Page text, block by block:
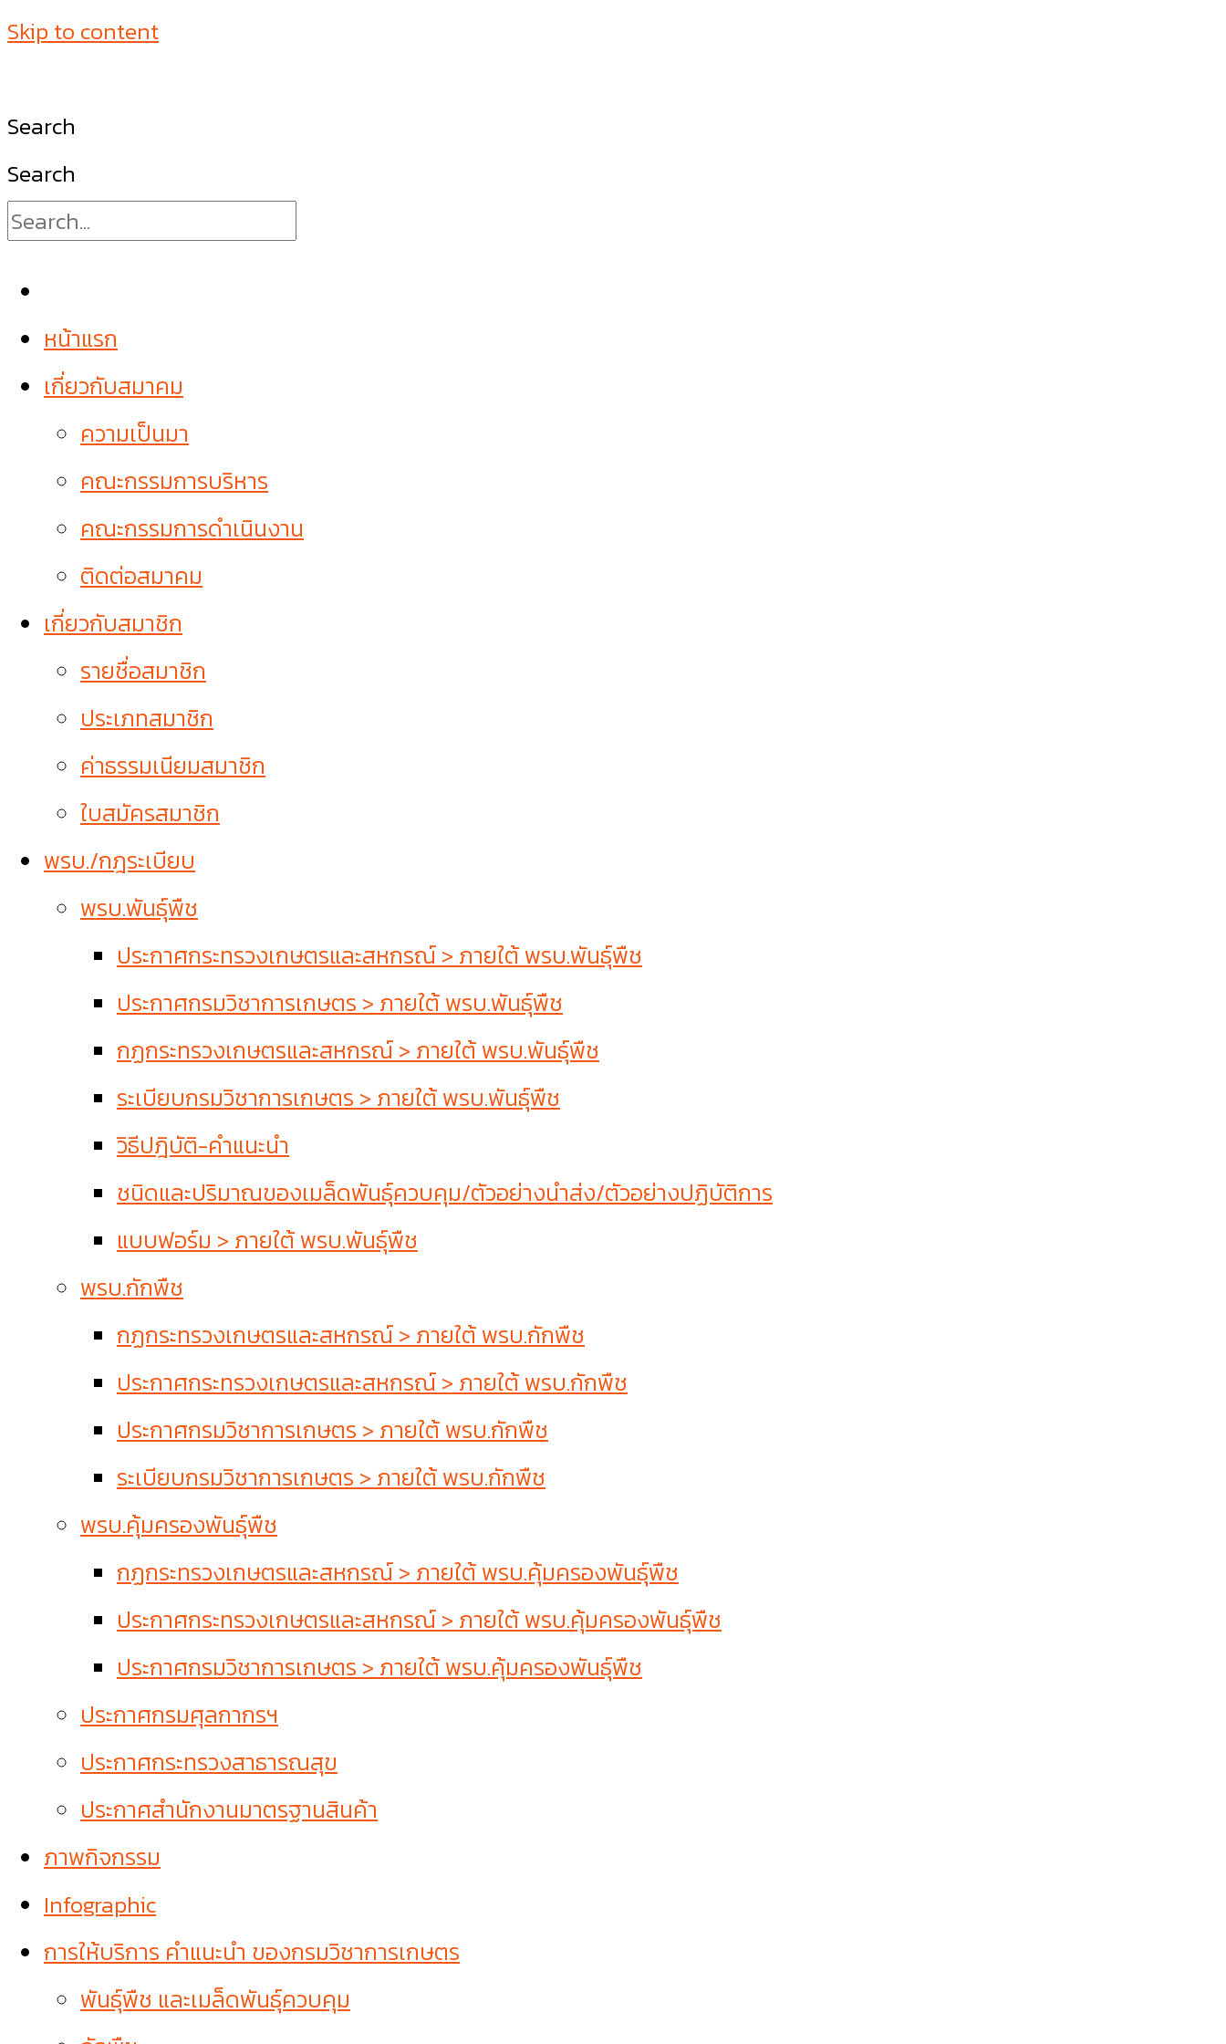
Skip to content
Search
Search
หน้าแรก
เกี่ยวกับสมาคม
ความเป็นมา
คณะกรรมการบริหาร
คณะกรรมการดำเนินงาน
ติดต่อสมาคม
เกี่ยวกับสมาชิก
รายชื่อสมาชิก
ประเภทสมาชิก
ค่าธรรมเนียมสมาชิก
ใบสมัครสมาชิก
พรบ./กฎระเบียบ
พรบ.พันธุ์พืช
ประกาศกระทรวงเกษตรและสหกรณ์ > ภายใต้ พรบ.พันธุ์พืช
ประกาศกรมวิชาการเกษตร > ภายใต้ พรบ.พันธุ์พืช
กฏกระทรวงเกษตรและสหกรณ์ > ภายใต้ พรบ.พันธุ์พืช
ระเบียบกรมวิชาการเกษตร > ภายใต้ พรบ.พันธุ์พืช
วิธีปฎิบัติ-คำแนะนำ
ชนิดและปริมาณของเมล็ดพันธุ์ควบคุม/ตัวอย่างนำส่ง/ตัวอย่างปฏิบัติการ
แบบฟอร์ม > ภายใต้ พรบ.พันธุ์พืช
พรบ.กักพืช
กฏกระทรวงเกษตรและสหกรณ์ > ภายใต้ พรบ.กักพืช
ประกาศกระทรวงเกษตรและสหกรณ์ > ภายใต้ พรบ.กักพืช
ประกาศกรมวิชาการเกษตร > ภายใต้ พรบ.กักพืช
ระเบียบกรมวิชาการเกษตร > ภายใต้ พรบ.กักพืช
พรบ.คุ้มครองพันธุ์พืช
กฏกระทรวงเกษตรและสหกรณ์ > ภายใต้ พรบ.คุ้มครองพันธุ์พืช
ประกาศกระทรวงเกษตรและสหกรณ์ > ภายใต้ พรบ.คุ้มครองพันธุ์พืช
ประกาศกรมวิชาการเกษตร > ภายใต้ พรบ.คุ้มครองพันธุ์พืช
ประกาศกรมศุลกากรฯ
ประกาศกระทรวงสาธารณสุข
ประกาศสำนักงานมาตรฐานสินค้า
ภาพกิจกรรม
Infographic
การให้บริการ คำแนะนำ ของกรมวิชาการเกษตร
พันธุ์พืช และเมล็ดพันธุ์ควบคุม